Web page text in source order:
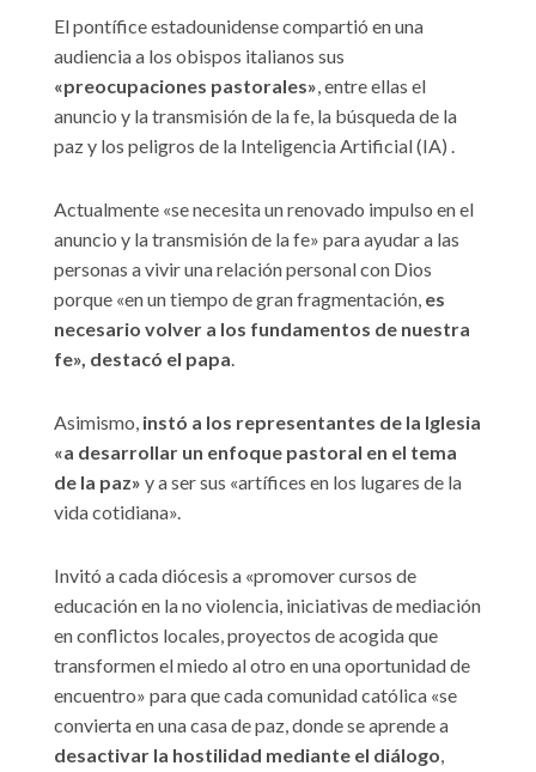
El pontífice estadounidense compartió en una
audiencia a los obispos italianos sus
«preocupaciones pastorales», entre ellas el
anuncio y la transmisión de la fe, la búsqueda de la
paz y los peligros de la Inteligencia Artificial (IA) .
Actualmente «se necesita un renovado impulso en el
anuncio y la transmisión de la fe» para ayudar a las
personas a vivir una relación personal con Dios
porque «en un tiempo de gran fragmentación, es
necesario volver a los fundamentos de nuestra
fe», destacó el papa.
Asimismo, instó a los representantes de la Iglesia
«a desarrollar un enfoque pastoral en el tema
de la paz» y a ser sus «artífices en los lugares de la
vida cotidiana».
Invitó a cada diócesis a «promover cursos de
educación en la no violencia, iniciativas de mediación
en conflictos locales, proyectos de acogida que
transformen el miedo al otro en una oportunidad de
encuentro» para que cada comunidad católica «se
convierta en una casa de paz, donde se aprende a
desactivar la hostilidad mediante el diálogo,